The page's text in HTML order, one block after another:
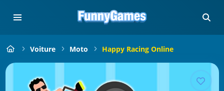
Voiture Moto Happy Racing Online